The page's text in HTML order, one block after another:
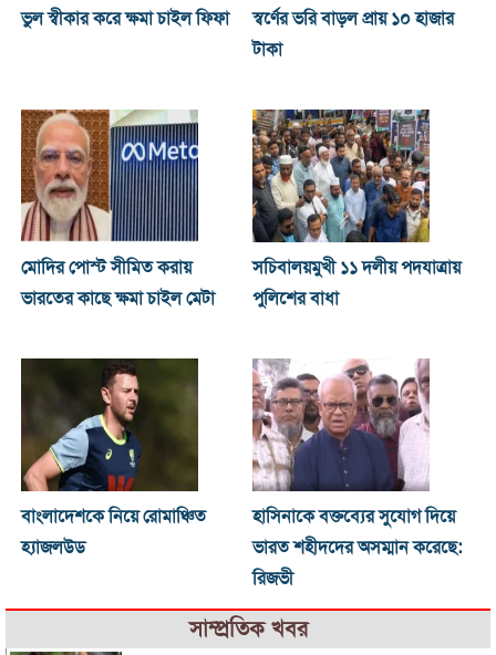
ভুল স্বীকার করে ক্ষমা চাইল ফিফা
স্বর্ণের ভরি বাড়ল প্রায় ১০ হাজার
টাকা
মোদির পোস্ট সীমিত করায়
ভারতের কাছে ক্ষমা চাইল মেটা
সচিবালয়মুখী ১১ দলীয় পদযাত্রায়
পুলিশের বাধা
বাংলাদেশকে নিয়ে রোমাঞ্চিত
হ্যাজলউড
হাসিনাকে বক্তব্যের সুযোগ দিয়ে
ভারত শহীদদের অসম্মান করেছে:
রিজভী
সাম্প্রতিক খবর